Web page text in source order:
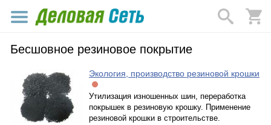
Бесшовное резиновое покрытие
Экология, производство резиновой крошки
Утилизация изношенных шин, переработка
покрышек в резиновую крошку. Применение
резиновой крошки в строительстве.